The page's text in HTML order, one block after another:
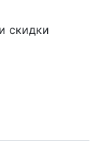
скидки